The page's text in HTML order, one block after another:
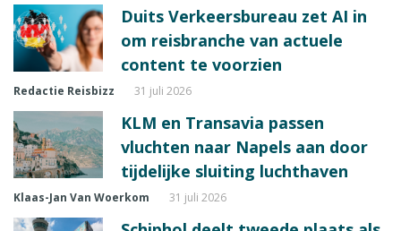
Duits Verkeersbureau zet AI in
om reisbranche van actuele
content te voorzien
Redactie Reisbizz 31 juli 2026
KLM en Transavia passen
vluchten naar Napels aan door
tijdelijke sluiting luchthaven
Klaas-Jan Van Woerkom 31 juli 2026